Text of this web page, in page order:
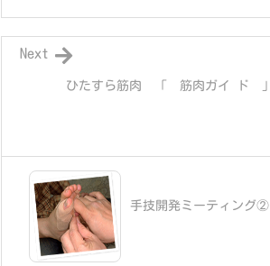
ひたすら筋肉 「 筋肉ガイ ド 」
Next
手技開発ミーティング②